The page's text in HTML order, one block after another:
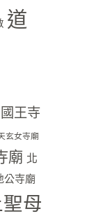
道
王寺
玄女寺廟
廟 北
公寺廟
母